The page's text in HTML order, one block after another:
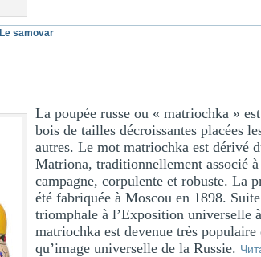
Le samovar
La poupée russe ou « matriochka »
bois de tailles décroissantes placées
autres. Le mot matriochka est dérivé
Matriona, traditionnellement associé
campagne, corpulente et robuste. La
été fabriquée à Moscou en 1898.
triomphale à l’Exposition universelle
matriochka est devenue très
qu’image universelle de la Russie.